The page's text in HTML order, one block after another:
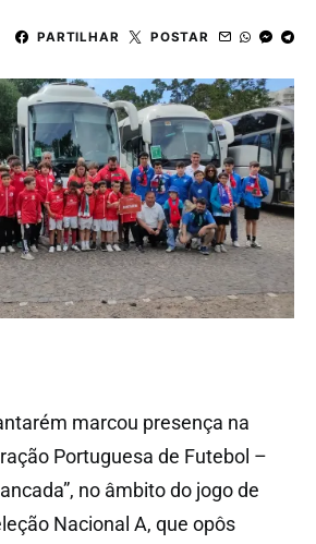
PARTILHAR POSTAR
marcou presença na
Portuguesa de Futebol –
no âmbito do jogo de
Nacional A, que opôs